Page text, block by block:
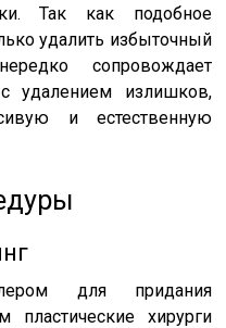
Так как подобное
удалить избыточный
сопровождает
удалением излишков,
и естественную
для придания
пластические хирурги